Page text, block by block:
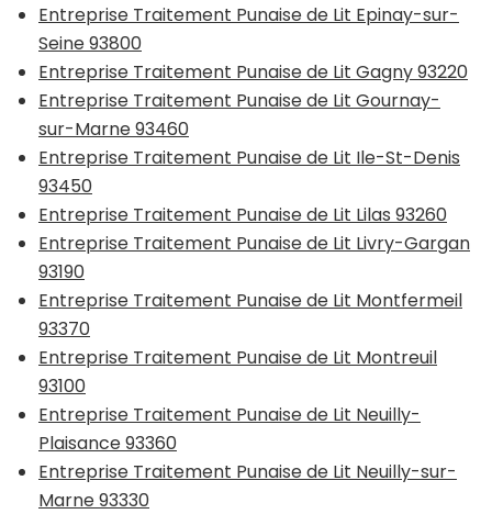
Entreprise Traitement Punaise de Lit Epinay-sur-
Seine 93800
Entreprise Traitement Punaise de Lit Gagny 93220
Entreprise Traitement Punaise de Lit Gournay-
sur-Marne 93460
Entreprise Traitement Punaise de Lit Ile-St-Denis
93450
Entreprise Traitement Punaise de Lit Lilas 93260
Entreprise Traitement Punaise de Lit Livry-Gargan
93190
Entreprise Traitement Punaise de Lit Montfermeil
93370
Entreprise Traitement Punaise de Lit Montreuil
93100
Entreprise Traitement Punaise de Lit Neuilly-
Plaisance 93360
Entreprise Traitement Punaise de Lit Neuilly-sur-
Marne 93330